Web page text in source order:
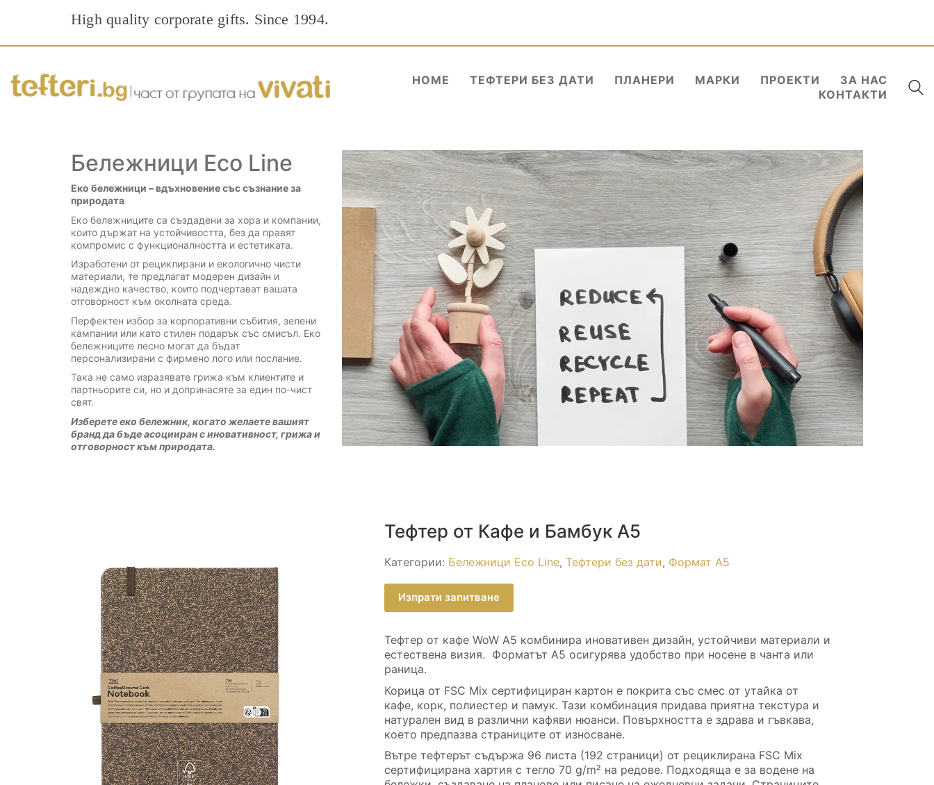
High quality corporate gifts. Since 1994.
HOME ТЕФТЕРИ БЕЗ ДАТИ ПЛАНЕРИ МАРКИ ПРОЕКТИ
ЗА НАС
КОНТАКТИ
Бележници Eco Line
Еко бележници – вдъхновение със съзнание за
природата
Еко бележниците са създадени за хора и компании,
които държат на устойчивостта, без да правят
компромис с функционалността и естетиката.
Изработени от рециклирани и екологично чисти
материали, те предлагат модерен дизайн и
надеждно качество, които подчертават вашата
отговорност към околната среда.
Перфектен избор за корпоративни събития, зелени
кампании или като стилен подарък със смисъл. Еко
бележниците лесно могат да бъдат
персонализирани с фирмено лого или послание.
Така не само изразявате грижа към клиентите и
партньорите си, но и допринасяте за един по-чист
свят.
Изберете еко бележник, когато желаете вашият
бранд да бъде асоцииран с иновативност, грижа и
отговорност към природата.
Тефтер от Кафе и Бамбук А5
Категории: Бележници Eco Line, Тефтери без дати, Формат А5
Изпрати запитване
Тефтер от кафе WoW A5 комбинира иновативен дизайн, устойчиви материали и
естествена визия. Форматът A5 осигурява удобство при носене в чанта или
раница.
Корица от FSC Mix сертифициран картон е покрита със смес от утайка от
кафе, корк, полиестер и памук. Тази комбинация придава приятна текстура и
натурален вид в различни кафяви нюанси. Повърхността е здрава и гъвкава,
което предпазва страниците от износване.
Вътре тефтерът съдържа 96 листа (192 страници) от рециклирана FSC Mix
сертифицирана хартия с тегло 70 g/m² на редове. Подходяща е за водене на